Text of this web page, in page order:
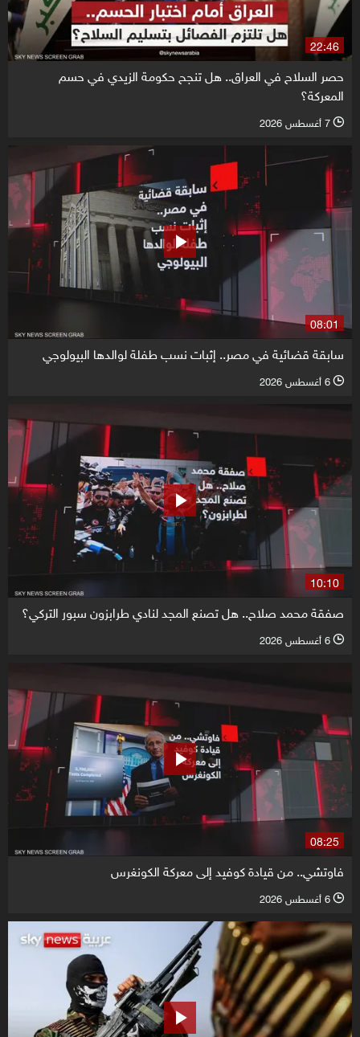
22:46
حصر السلاح في العراق.. هل تنجح حكومة الزيدي في حسم
المعركة؟
l 7 أغسطس 2026
08:01
سابقة قضائية في مصر.. إثبات نسب طفلة لوالدها البيولوجي
l 6 أغسطس 2026
10:10
صفقة محمد صلاح.. هل تصنع المجد لنادي طرابزون سبور التركي؟
l 6 أغسطس 2026
08:25
فاوتشي.. من قيادة كوفيد إلى معركة الكونغرس
l 6 أغسطس 2026